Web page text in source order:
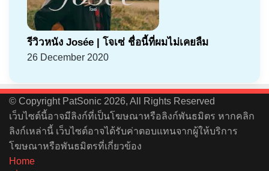
รีวิวหนัง Josée | โจเซ่ ชื่อนี้ที่ผมไม่เคยลืม
26 December 2020
© Copyright PatSonic 2026, All Rights Reserved
เว็บไซต์นี้อาจมีลิงก์ที่เป็นโฆษณาหรือลิงก์พันธมิตร หากคลิก
ลิงก์เหล่านี้ เว็บไซต์อาจได้รับค่าตอบแทนจากผู้ให้บริการ
โฆษณาหรือพันธมิตรที่เกี่ยวข้อง
Home